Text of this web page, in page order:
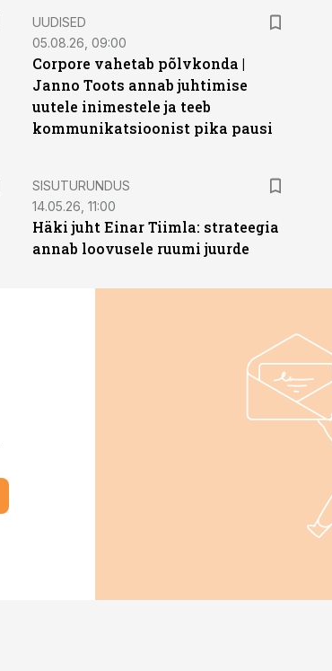
UUDISED
05.08.26, 09:00
Corpore vahetab põlvkonda |
Janno Toots annab juhtimise
uutele inimestele ja teeb
kommunikatsioonist pika pausi
ST
SISUTURUNDUS
14.05.26, 11:00
Häki juht Einar Tiimla: strateegia
annab loovusele ruumi juurde